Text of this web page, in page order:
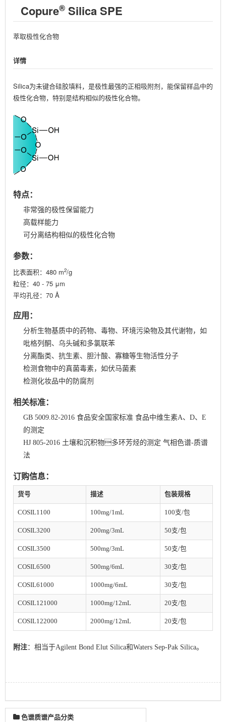
Copure® Silica SPE
萃取极性化合物
详情
Silica为未键合硅胶填料，是极性最强的正相吸附剂，能保留样品中的
极性化合物，特别是结构相似的极性化合物。
特点：
非常强的极性保留能力
高载样能力
可分离结构相似的极性化合物
参数：
比表面积：480 m2/g
粒径：40 - 75 μm
平均孔径：70 Å
应用：
分析生物基质中的药物、毒物、环境污染物及其代谢物，如
吡格列酮、乌头碱和多氯联苯
分离酯类、抗生素、胆汁酸、寡糖等生物活性分子
检测食物中的真菌毒素，如伏马菌素
检测化妆品中的防腐剂
相关标准：
GB 5009.82-2016 ⻝品安全国家标准 ⻝品中维⽣素A、D、E
的测定
HJ 805-2016 ⼟壤和沉积物多环芳烃的测定 ⽓相⾊谱-质谱
法
订购信息：
货号 描述 包装规格
COSIL1100 100mg/1mL 100支/包
COSIL3200 200mg/3mL 50支/包
COSIL3500 500mg/3mL 50支/包
COSIL6500 500mg/6mL 30支/包
COSIL61000 1000mg/6mL 30支/包
COSIL121000 1000mg/12mL 20支/包
COSIL122000 2000mg/12mL 20支/包
附注：相当于Agilent Bond Elut Silica和Waters Sep-Pak Silica。
色谱质谱产品分类